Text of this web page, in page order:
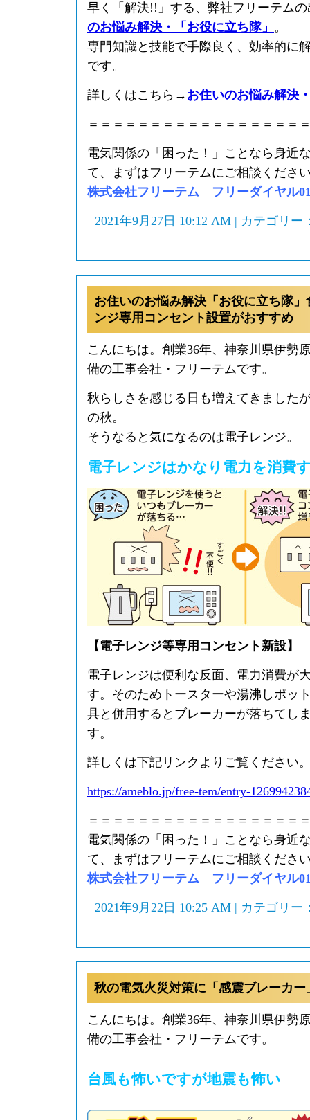
早く「解決!!」する、弊社フリーテム
のお悩み解決・「お役に立ち隊」 。
専門知識と技能で手際良く、効率的に
です。
詳しくはこちら→ お住いのお悩み解決
＝＝＝＝＝＝＝＝＝＝＝＝＝＝＝＝＝
電気関係の「困った！」ことなら身近
て、まずはフリーテムにご相談くださ
株式会社フリーテム フリーダイヤル
2021年9月27日 10:12 AM | カテゴリー
お住いのお悩み解決「お役に立ち隊
ンジ専用コンセント設置がおすすめ
こんにちは。創業36年、神奈川県伊勢
備の工事会社・フリーテムです。
秋らしさを感じる日も増えてきました
の秋。
そうなると気になるのは電子レンジ。
電子レンジはかなり電力を消費
【電子レンジ等専用コンセント新設】
電子レンジは便利な反面、電力消費が
す。そのためトースターや湯沸しポッ
具と併用するとブレーカーが落ちてし
す。
詳しくは下記リンクよりご覧ください
https://ameblo.jp/free-tem/entry-
＝＝＝＝＝＝＝＝＝＝＝＝＝＝＝＝＝
電気関係の「困った！」ことなら身近
て、まずはフリーテムにご相談くださ
株式会社フリーテム フリーダイヤル
2021年9月22日 10:25 AM | カテゴリー
秋の電気火災対策に「感震ブレーカー
こんにちは。創業36年、神奈川県伊勢
備の工事会社・フリーテムです。
台風も怖いですが地震も怖い